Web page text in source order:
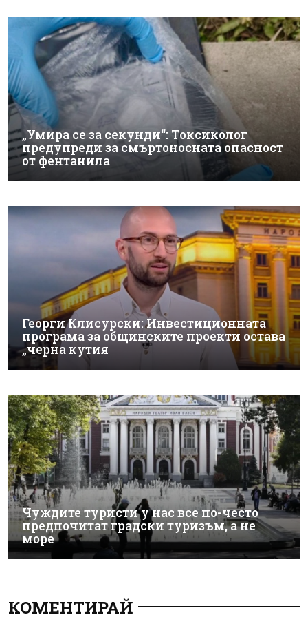
„Умира се за секунди“: Токсиколог
предупреди за смъртоносната опасност
от фентанила
Георги Клисурски: Инвестиционната
програма за общинските проекти остава
„черна кутия
Чуждите туристи у нас все по-често
предпочитат градски туризъм, а не
море
КОМЕНТИРАЙ